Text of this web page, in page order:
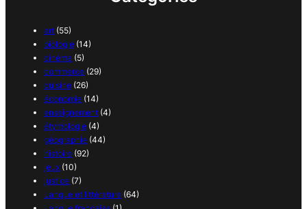
art (55)
biologie (14)
cinéma (5)
commerce (29)
cuisine (26)
économie (14)
enseignement (4)
étymologie (4)
géographie (44)
histoire (92)
jeux (10)
justice (7)
Langue et littérature (64)